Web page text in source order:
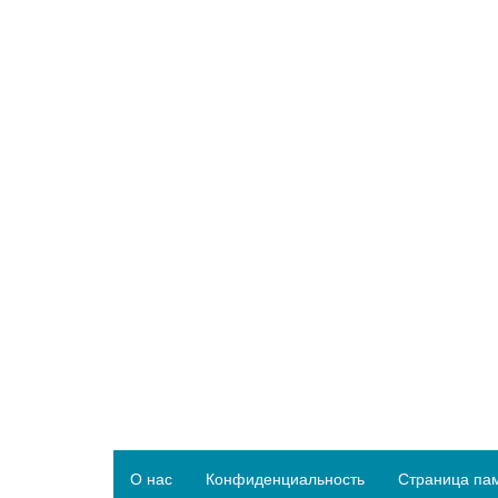
О нас Конфиденциальность Страница